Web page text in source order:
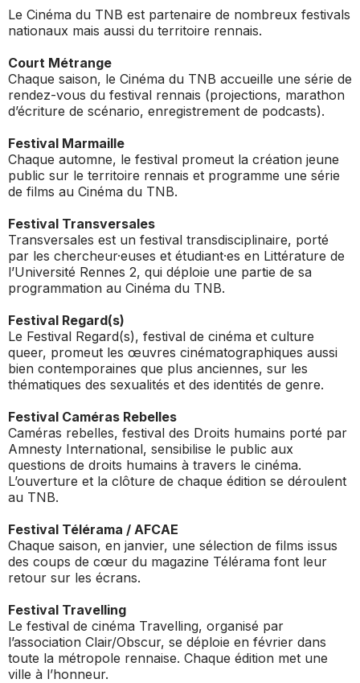
Le Cinéma du TNB est partenaire de nombreux festivals
nationaux mais aussi du territoire rennais.
Court Métrange
Chaque saison, le Cinéma du TNB accueille une série de
rendez-vous du festival rennais (projections, marathon
d’écriture de scénario, enregistrement de podcasts).
Festival Marmaille
Chaque automne, le festival promeut la création jeune
public sur le territoire rennais et programme une série
de films au Cinéma du TNB.
Festival Transversales
Transversales est un festival transdisciplinaire, porté
par les chercheur·euses et étudiant·es en Littérature de
l’Université Rennes 2, qui déploie une partie de sa
programmation au Cinéma du TNB.
Festival Regard(s)
Le Festival Regard(s), festival de cinéma et culture
queer, promeut les œuvres cinématographiques aussi
bien contemporaines que plus anciennes, sur les
thématiques des sexualités et des identités de genre.
Festival Caméras Rebelles
Caméras rebelles, festival des Droits humains porté par
Amnesty International, sensibilise le public aux
questions de droits humains à travers le cinéma.
L’ouverture et la clôture de chaque édition se déroulent
au TNB.
Festival Télérama / AFCAE
Chaque saison, en janvier, une sélection de films issus
des coups de cœur du magazine Télérama font leur
retour sur les écrans.
Festival Travelling
Le festival de cinéma Travelling, organisé par
l’association Clair/Obscur, se déploie en février dans
toute la métropole rennaise. Chaque édition met une
ville à l’honneur.